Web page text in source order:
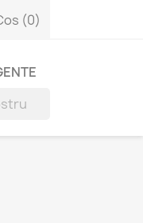
(0)